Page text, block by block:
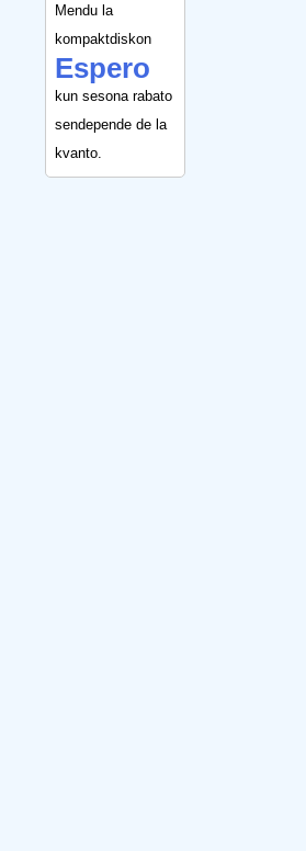
Mendu la
kompaktdiskon
Espero
kun sesona rabato
sendepende de la
kvanto.